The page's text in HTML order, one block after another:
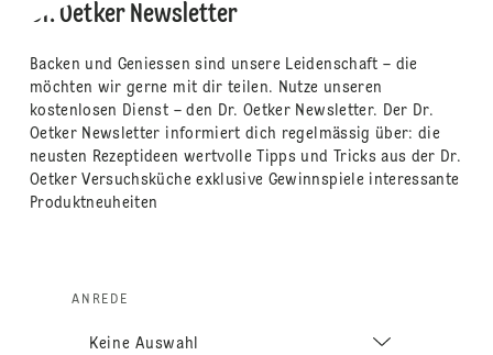
Dr. Oetker Newsletter
Backen und Geniessen sind unsere Leidenschaft – die
möchten wir gerne mit dir teilen. Nutze unseren
kostenlosen Dienst – den Dr. Oetker Newsletter. Der Dr.
Oetker Newsletter informiert dich regelmässig über: die
neusten Rezeptideen wertvolle Tipps und Tricks aus der Dr.
Oetker Versuchsküche exklusive Gewinnspiele interessante
Produktneuheiten
ANREDE